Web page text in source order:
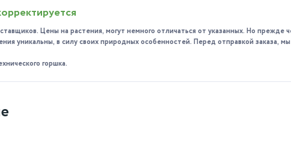
Цены на растения, могут немного отличаться от указанных. Но
уникальны, в силу своих природных особенностей. Перед отправкой заказа,
горшка.